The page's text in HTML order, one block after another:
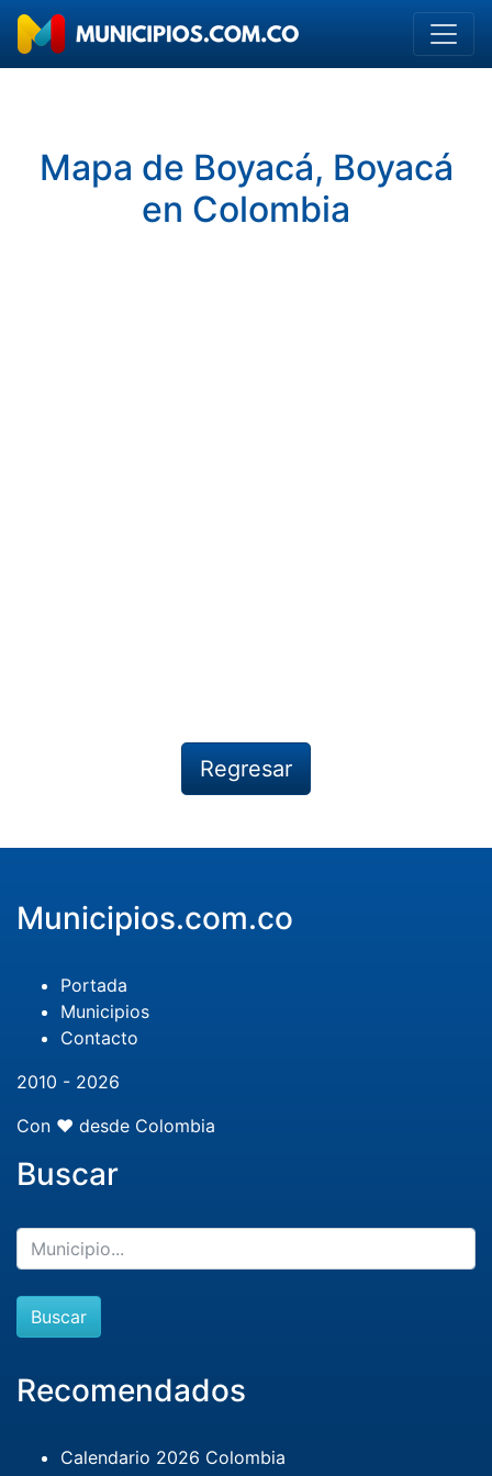
Mapa de Boyacá, Boyacá
en Colombia
Regresar
Municipios.com.co
Portada
Municipios
Contacto
2010 - 2026
Con ❤️ desde Colombia
Buscar
Buscar
Recomendados
Calendario 2026 Colombia